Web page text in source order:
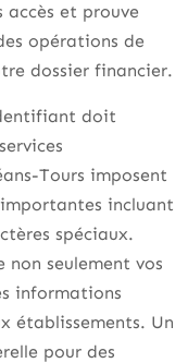
accès et prouve
opérations de
dossier financier.
doit
Tours imposent
incluant
spéciaux.
seulement vos
informations
établissements. Un
pour des